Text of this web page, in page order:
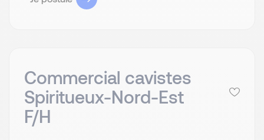
Commercial cavistes
Spiritueux-Nord-Est
F/H